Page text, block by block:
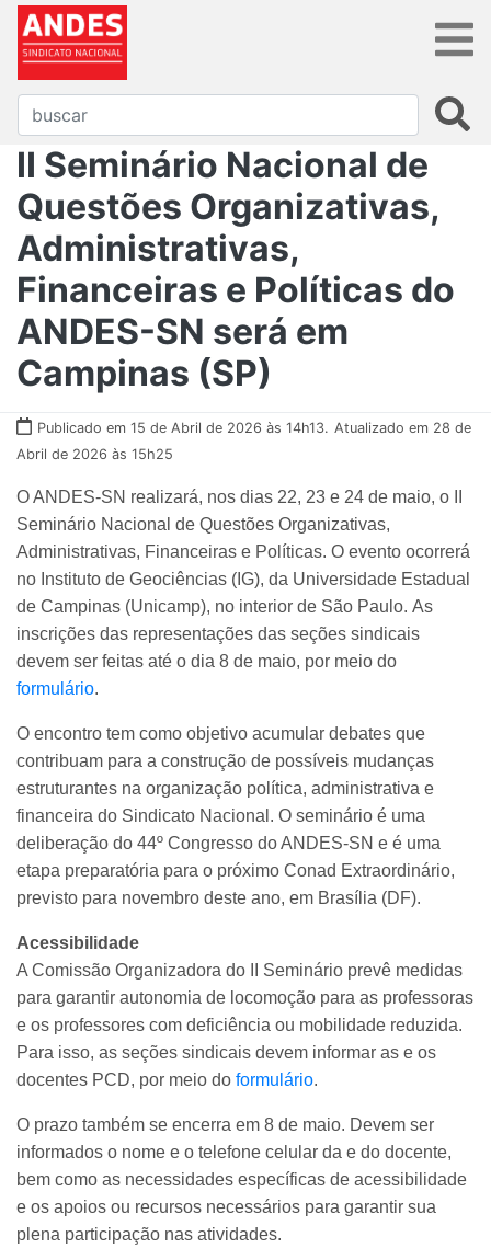
II Seminário Nacional de
Questões Organizativas,
Administrativas,
Financeiras e Políticas do
ANDES-SN será em
Campinas (SP)
Publicado em 15 de Abril de 2026 às 14h13. Atualizado em 28 de
Abril de 2026 às 15h25
O ANDES-SN realizará, nos dias 22, 23 e 24 de maio, o II
Seminário Nacional de Questões Organizativas,
Administrativas, Financeiras e Políticas. O evento ocorrerá
no Instituto de Geociências (IG), da Universidade Estadual
de Campinas (Unicamp), no interior de São Paulo. As
inscrições das representações das seções sindicais
devem ser feitas até o dia 8 de maio, por meio do
formulário.
O encontro tem como objetivo acumular debates que
contribuam para a construção de possíveis mudanças
estruturantes na organização política, administrativa e
financeira do Sindicato Nacional. O seminário é uma
deliberação do 44º Congresso do ANDES-SN e é uma
etapa preparatória para o próximo Conad Extraordinário,
previsto para novembro deste ano, em Brasília (DF).
Acessibilidade
A Comissão Organizadora do II Seminário prevê medidas
para garantir autonomia de locomoção para as professoras
e os professores com deficiência ou mobilidade reduzida.
Para isso, as seções sindicais devem informar as e os
docentes PCD, por meio do formulário.
O prazo também se encerra em 8 de maio. Devem ser
informados o nome e o telefone celular da e do docente,
bem como as necessidades específicas de acessibilidade
e os apoios ou recursos necessários para garantir sua
plena participação nas atividades.